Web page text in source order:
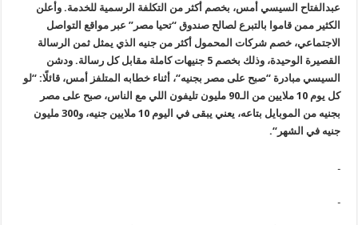
عبدالفتاح السيسي أمس، بخصم أكثر من التكلفة الرسمية للخدمة. وأعلن
الكثير ممن قاموا بالتبرع لصالح صندوق “تحيا مصر” عبر مواقع التواصل
الاجتماعي، خصم شركات المحمول أكثر من جنيه الذي يمثل ثمن الرسالة
القصيرة الوحيدة، وذلك بخصم 5 جنيهات كاملة مقابل كل رسالة. ودشن
السيسي مبادرة “صبح على مصر بجنيه“، أثناء خطابه المتلفز أمس، قائلًا: “لو
كل يوم 10 ملايين من الـ90 مليون تليفون اللي مع الناس، صبح على مصر
بجنيه من الموبايل بتاعه، يعني يبقى في اليوم 10 ملايين جنيه، و300 مليون
جنيه في الشهر“.